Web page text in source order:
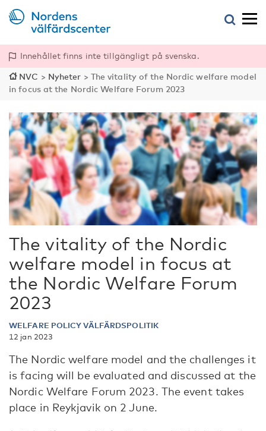
Innehållet finns inte tillgängligt på svenska.
NVC > Nyheter > The vitality of the Nordic welfare model
in focus at the Nordic Welfare Forum 2023
The vitality of the Nordic
welfare model in focus at
the Nordic Welfare Forum
2023
WELFARE POLICY VÄLFÄRDSPOLITIK
12 jan 2023
The Nordic welfare model and the challenges it
is facing will be evaluated and discussed at the
Nordic Welfare Forum 2023. The event takes
place in Reykjavik on 2 June.